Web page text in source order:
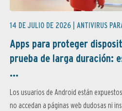
14 DE JULIO DE 2026 | ANTIVIRUS
Apps para proteger
prueba de larga duración:
...
Los usuarios de Android están
no accedan a páginas web dudosas ni